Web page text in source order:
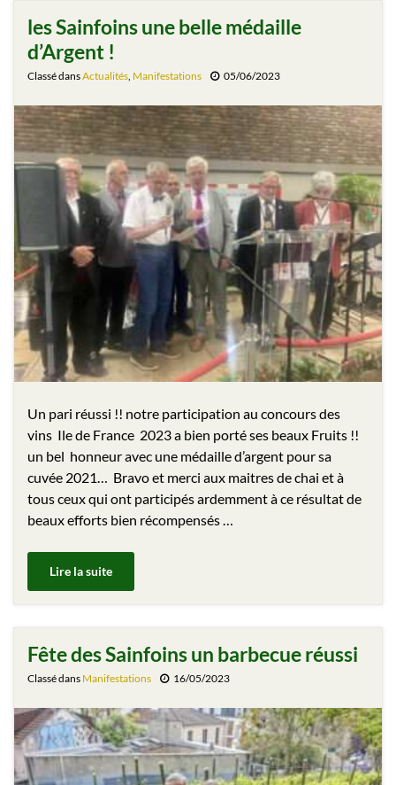
les Sainfoins une belle médaille
d’Argent !
Classé dansActualités Manifestations 05/06/2023
Un pari réussi !! notre participation au concours des
vins Ile de France 2023 a bien porté ses beaux Fruits !!
un bel honneur avec une médaille d’argent pour sa
cuvée 2021… Bravo et merci aux maitres de chai et à
tous ceux qui ont participés ardemment à ce résultat de
beaux efforts bien récompensés …
Lire la suite
Fête des Sainfoins un barbecue réussi
Classé dans Manifestations 16/05/2023